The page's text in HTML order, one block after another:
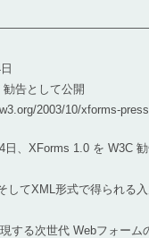
告として公開
2003/10/xforms-
、XForms 1.0 を W3C
してXML形式で得られる
する次世代 Webフォーム